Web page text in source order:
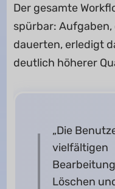
Der gesamte
spürbar:
dauerten, erledigt
deutlich höherer
„Die
vielfältigen
Löschen